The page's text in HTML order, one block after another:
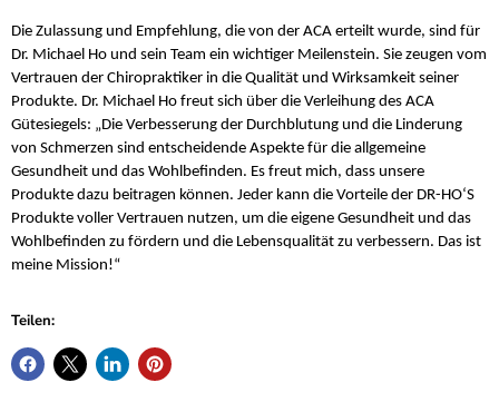
Die Zulassung und Empfehlung, die von der ACA erteilt wurde, sind für
Dr. Michael Ho und sein Team ein wichtiger Meilenstein. Sie zeugen vom
Vertrauen der Chiropraktiker in die Qualität und Wirksamkeit seiner
Produkte. Dr. Michael Ho freut sich über die Verleihung des ACA
Gütesiegels: „Die Verbesserung der Durchblutung und die Linderung
von Schmerzen sind entscheidende Aspekte für die allgemeine
Gesundheit und das Wohlbefinden. Es freut mich, dass unsere
Produkte dazu beitragen können. Jeder kann die Vorteile der DR-HO‘S
Produkte voller Vertrauen nutzen, um die eigene Gesundheit und das
Wohlbefinden zu fördern und die Lebensqualität zu verbessern. Das ist
meine Mission!“
Teilen: